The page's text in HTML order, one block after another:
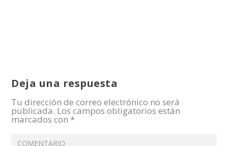
Deja una respuesta
Tu dirección de correo electrónico no será
publicada. Los campos obligatorios están
marcados con *